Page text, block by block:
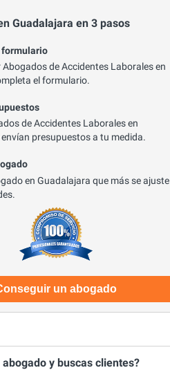
Guadalajara en 3 pasos
formulario
de Accidentes Laborales en
el formulario.
de Accidentes Laborales en
presupuestos a tu medida.
en Guadalajara que más se ajuste
un abogado
abogado y buscas clientes?